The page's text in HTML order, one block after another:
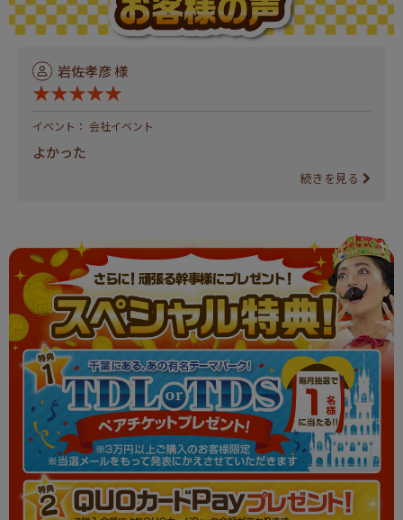
岩佐孝彦 様
★★★★★
イベント： 会社イベント
よかった
続きを見る